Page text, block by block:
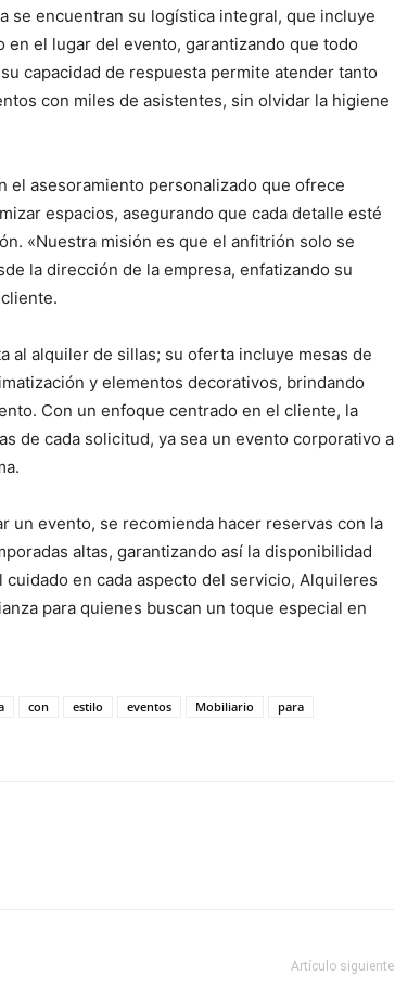
se encuentran su logística integral, que incluye
el lugar del evento, garantizando que todo
capacidad de respuesta permite atender tanto
con miles de asistentes, sin olvidar la higiene
el asesoramiento personalizado que ofrece
espacios, asegurando que cada detalle esté
«Nuestra misión es que el anfitrión solo se
la dirección de la empresa, enfatizando su
al alquiler de sillas; su oferta incluye mesas de
y elementos decorativos, brindando
Con un enfoque centrado en el cliente, la
de cada solicitud, ya sea un evento corporativo a
un evento, se recomienda hacer reservas con la
altas, garantizando así la disponibilidad
en cada aspecto del servicio, Alquileres
para quienes buscan un toque especial en
con estilo eventos Mobiliario
para
Artículo siguiente